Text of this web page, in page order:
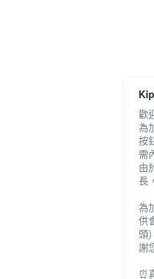
歡
為
按
需
由
長
為
供
頭
謝
⏰